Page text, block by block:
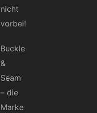
nicht
vorbei!
Buckle
&
Seam
– die
Marke